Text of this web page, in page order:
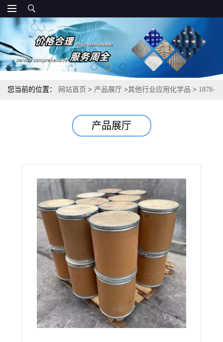
您当前的位置： 网站首页 > 产品展厅 >其他行业应用化学品 > 1878-
产品展厅